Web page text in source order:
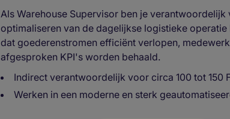
Als Warehouse Supervisor ben je verantwoordelijk
optimaliseren van de dagelijkse logistieke
dat goederenstromen efficiënt verlopen,
afgesproken KPI's worden behaald.
Indirect verantwoordelijk voor circa 100 tot 150
Werken in een moderne en sterk